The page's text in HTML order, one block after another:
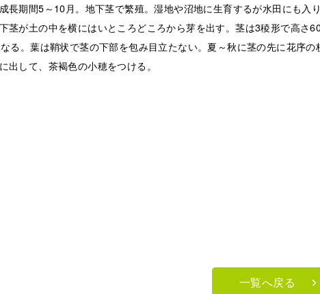
長期間5～10月。地下茎で繁殖。湿地や沼地に生育するが水田にも入り
茎が土の中を横にはいところどころから芽を出す。茎は3稜形で高さ
る。葉は鞘状で茎の下部を包み目立たない。夏～秋に茎の先に花序の
出して、茶褐色の小穂をつける。
一覧へ戻る